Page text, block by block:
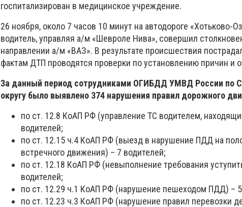
госпитализирован в медицинское учреждение.
26 ноября, около 7 часов 10 минут на автодороге «Хотьково-
водитель, управляя а/м «Шевроле Нива», совершил
направлении а/м «ВАЗ». В результате происшествия
фактам ДТП проводятся проверки по установлению причин и
За данный период сотрудниками ОГИБДД УМВД России по
округу было выявлено 374 нарушения правил дорожного
по ст. 12.8 КоАП РФ (управление ТС водителем,
водителей;
по ст. 12.15 ч.4 КоАП РФ (выезд в нарушение ПДД на
встречного движения) – 7 водителей;
по ст. 12.18 КоАП РФ (невыполнение требования
водителей;
по ст. 12.29 ч.1 КоАП РФ (нарушение пешеходом ПДД) –
по ст. 12.23 ч.3 КоАП РФ (нарушение правил перевозки